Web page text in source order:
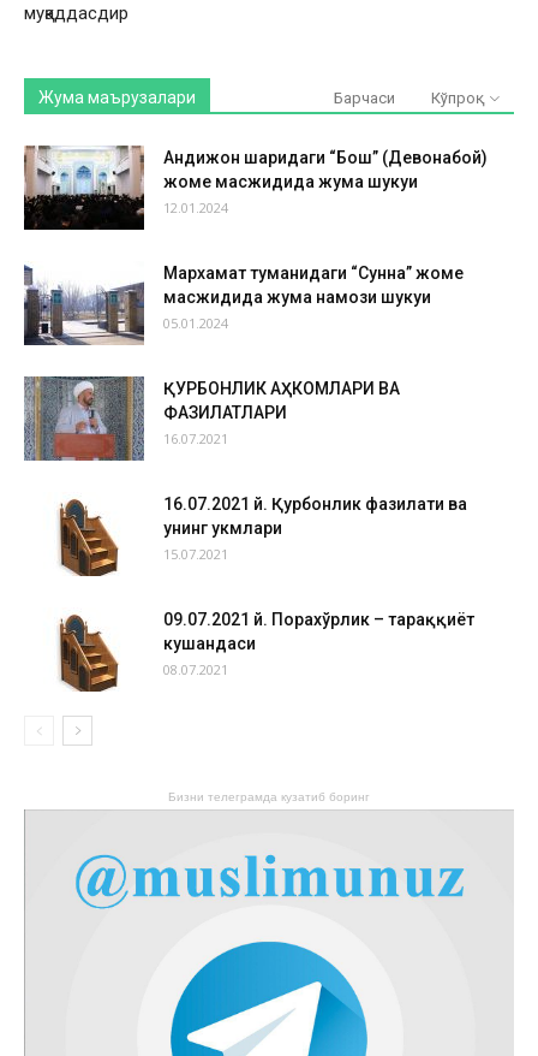
муқаддасдир
Жума маърузалари Барчаси Кўпроқ
Андижон шаҳридаги “Бош” (Девонабой)
жоме масжидида жума шукуҳи
12.01.2024
Мархамат туманидаги “Сунна” жоме
масжидида жума намози шукуҳи
05.01.2024
ҚУРБОНЛИК АҲКОМЛАРИ ВА
ФАЗИЛАТЛАРИ
16.07.2021
16.07.2021 й. Қурбонлик фазилати ва
унинг ҳукмлари
15.07.2021
09.07.2021 й. Порахўрлик – тараққиёт
кушандаси
08.07.2021
Бизни телеграмда кузатиб боринг